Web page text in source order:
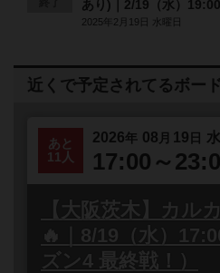
あり)｜2/19（水）
2025年2月19日 水曜日
近くで予定されてるボー
あと
11人
2026年 08 月 19 日 水
17:00～
【大阪茨木】カル
🔥｜8/19（水）
ズン4 最終戦！）